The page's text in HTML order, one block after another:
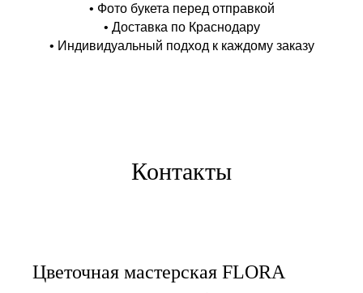
• Фото букета перед отправкой
• Доставка по Краснодару
• Индивидуальный подход к каждому заказу
Контакты
Цветочная мастерская FLORA